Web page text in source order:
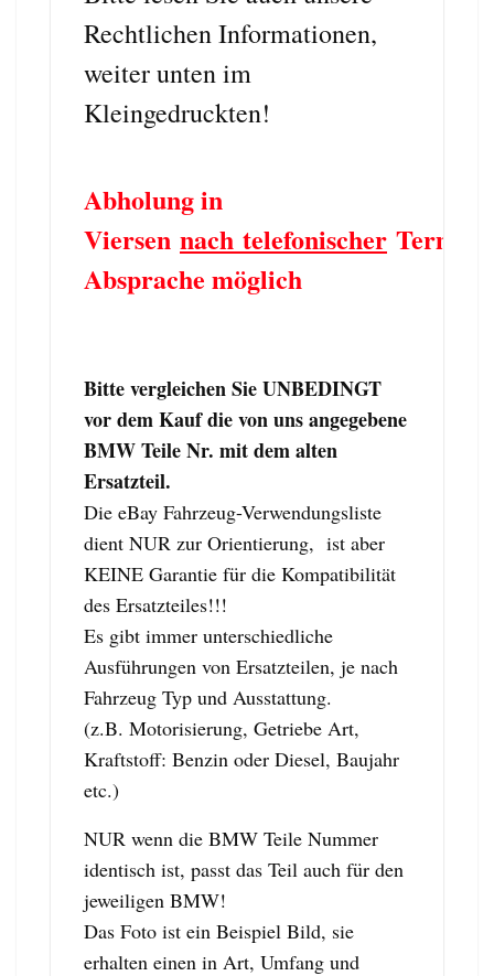
Rechtlichen Informationen,
weiter unten im
Kleingedruckten!
Abholung in
Viersen nach telefonischer Termin
Absprache möglich
Bitte vergleichen Sie UNBEDINGT
vor dem Kauf die von uns angegebene
BMW Teile Nr. mit dem alten
Ersatzteil.
Die eBay Fahrzeug-Verwendungsliste
dient NUR zur Orientierung, ist aber
KEINE Garantie für die Kompatibilität
des Ersatzteiles!!!
Es gibt immer unterschiedliche
Ausführungen von Ersatzteilen, je nach
Fahrzeug Typ und Ausstattung.
(z.B. Motorisierung, Getriebe Art,
Kraftstoff: Benzin oder Diesel, Baujahr
etc.)
NUR wenn die BMW Teile Nummer
identisch ist, passt das Teil auch für den
jeweiligen BMW!
Das Foto ist ein Beispiel Bild, sie
erhalten einen in Art, Umfang und